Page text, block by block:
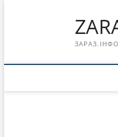
ЗАРАЗ.ІНФО